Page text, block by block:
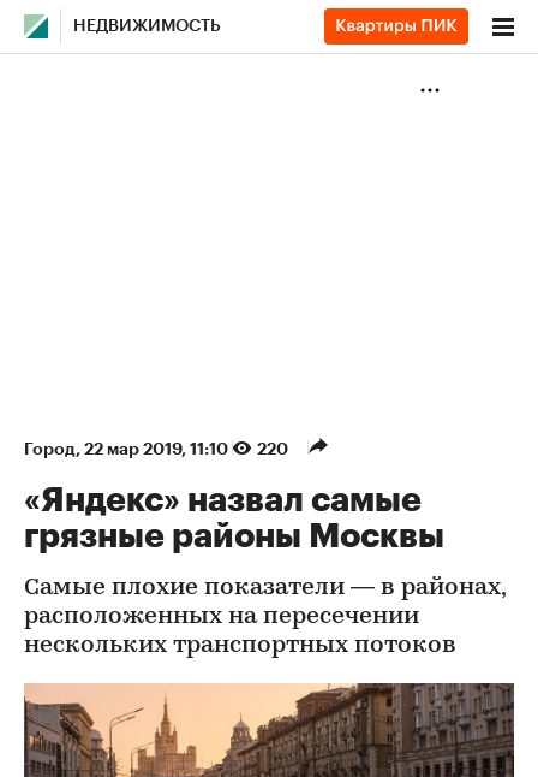
НЕДВИЖИМОСТЬ
Город⁠, 22 мар 2019, 11:10 220
«Яндекс» назвал самые
грязные районы Москвы
Самые плохие показатели — в районах,
расположенных на пересечении
нескольких транспортных потоков